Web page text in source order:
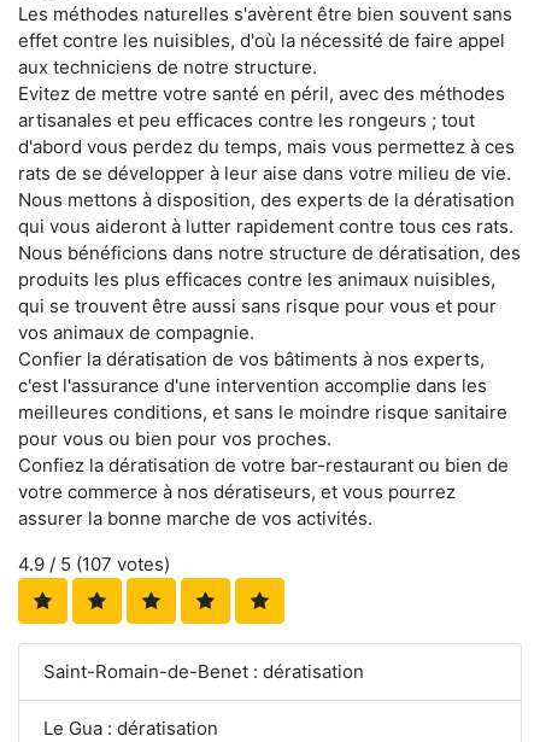
Les méthodes naturelles s'avèrent être bien souvent sans
effet contre les nuisibles, d'où la nécessité de faire appel
aux techniciens de notre structure.
Evitez de mettre votre santé en péril, avec des méthodes
artisanales et peu efficaces contre les rongeurs ; tout
d'abord vous perdez du temps, mais vous permettez à ces
rats de se développer à leur aise dans votre milieu de vie.
Nous mettons à disposition, des experts de la dératisation
qui vous aideront à lutter rapidement contre tous ces rats.
Nous bénéficions dans notre structure de dératisation, des
produits les plus efficaces contre les animaux nuisibles,
qui se trouvent être aussi sans risque pour vous et pour
vos animaux de compagnie.
Confier la dératisation de vos bâtiments à nos experts,
c'est l'assurance d'une intervention accomplie dans les
meilleures conditions, et sans le moindre risque sanitaire
pour vous ou bien pour vos proches.
Confiez la dératisation de votre bar-restaurant ou bien de
votre commerce à nos dératiseurs, et vous pourrez
assurer la bonne marche de vos activités.
4.9 / 5 (107 votes)
Saint-Romain-de-Benet : dératisation
Le Gua : dératisation